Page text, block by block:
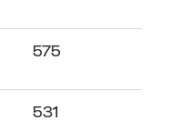
575
531